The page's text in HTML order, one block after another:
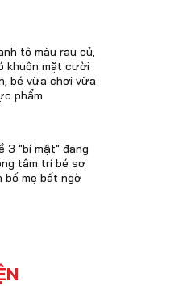
tô màu rau củ,
khuôn mặt cười
bé vừa chơi vừa
phẩm
3 "bí mật" đang
tâm trí bé sơ
bố mẹ bất ngờ